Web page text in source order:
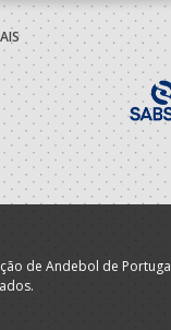
SÃO
DO SUL
Seniores F
Dirigente
Seniores F
de Andebol de